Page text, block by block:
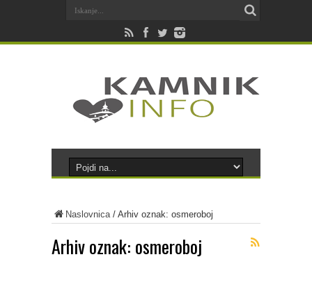
Naslovnica/ Arhiv oznak: osmeroboj
Arhiv oznak: osmeroboj